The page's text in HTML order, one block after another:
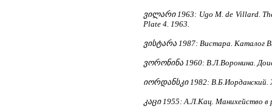
ვილარი 1963: Ugo M. de Villard.
Plate 4. 1963.
ვისტარა 1987: Вистара. Каталог
ვორონინა 1960: В.Л.Воронина.
იორდანსკი 1982: В.Б.Иорданский.
კაცი 1955: А.Л.Кац. Манихейство